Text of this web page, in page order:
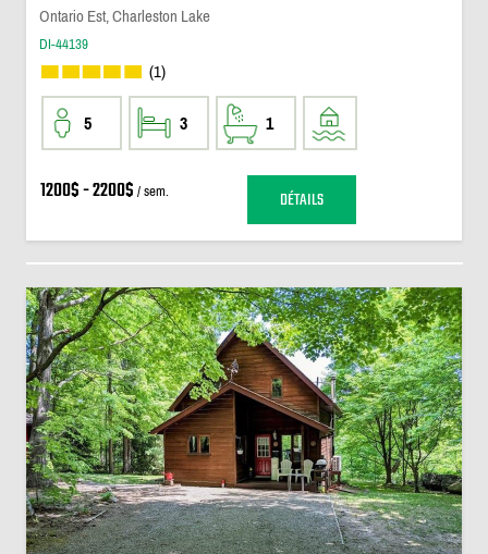
Ontario Est, Charleston Lake
DI-44139
(1)
5 3 1
1200$ - 2200$ / sem. DÉTAILS